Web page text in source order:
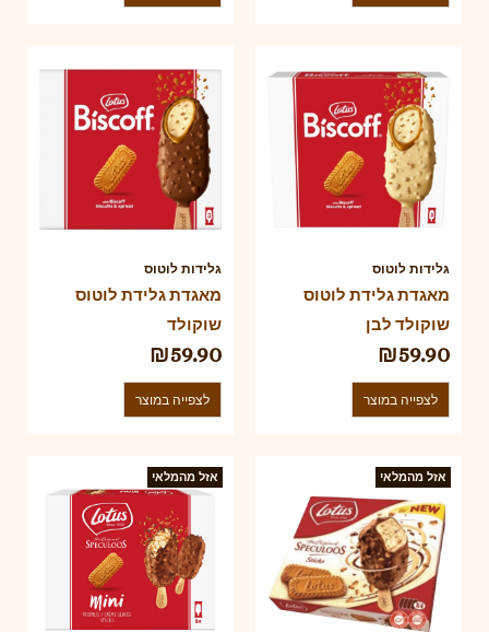
גלידות לוטוס
מאגדת גלידת לוטוס
שוקולד
₪59.90
לצפייה במוצר
גלידות לוטוס
מאגדת גלידת לוטוס
שוקולד לבן
₪59.90
לצפייה במוצר
אזל מהמלאי אזל מהמלאי